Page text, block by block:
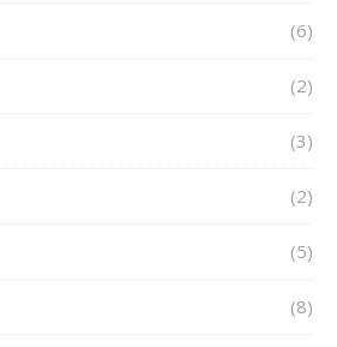
(6)
(2)
(3)
(2)
(5)
(8)